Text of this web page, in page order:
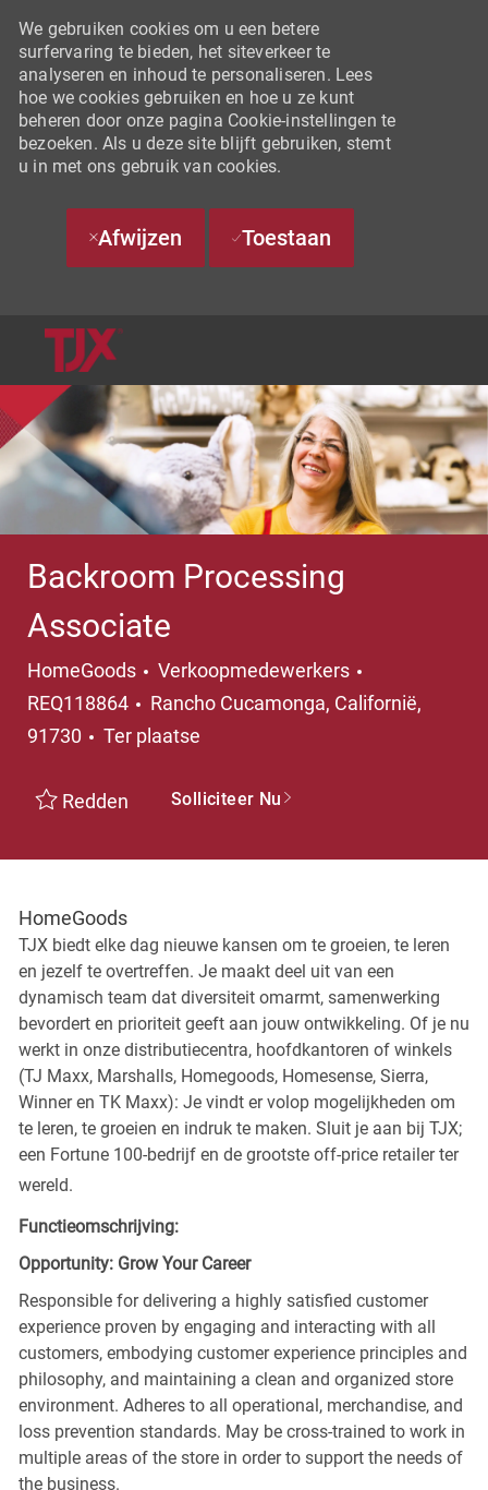
We gebruiken cookies om u een betere
surfervaring te bieden, het siteverkeer te
analyseren en inhoud te personaliseren. Lees
hoe we cookies gebruiken en hoe u ze kunt
beheren door onze pagina Cookie-instellingen te
bezoeken. Als u deze site blijft gebruiken, stemt
u in met ons gebruik van cookies.
Afwijzen Toestaan
Backroom Processing
Associate
HomeGoods Categorie
Verkoopmedewerkers
REQ118864
Plaats
Rancho Cucamonga, Californië,
91730
Ter plaatse
Redden Solliciteer Nu
HomeGoods
TJX biedt elke dag nieuwe kansen om te groeien, te leren
en jezelf te overtreffen. Je maakt deel uit van een
dynamisch team dat diversiteit omarmt, samenwerking
bevordert en prioriteit geeft aan jouw ontwikkeling. Of je nu
werkt in onze distributiecentra, hoofdkantoren of winkels
(TJ Maxx, Marshalls, Homegoods, Homesense, Sierra,
Winner en TK Maxx): Je vindt er volop mogelijkheden om
te leren, te groeien en indruk te maken. Sluit je aan bij TJX;
een Fortune 100-bedrijf en de grootste off-price retailer ter
wereld.
Functieomschrijving:
Opportunity: Grow Your Career
Responsible for delivering a highly satisfied customer
experience proven by engaging and interacting with all
customers, embodying customer experience principles and
philosophy, and maintaining a clean and organized store
environment. Adheres to all operational, merchandise, and
loss prevention standards. May be cross-trained to work in
multiple areas of the store in order to support the needs of
the business.